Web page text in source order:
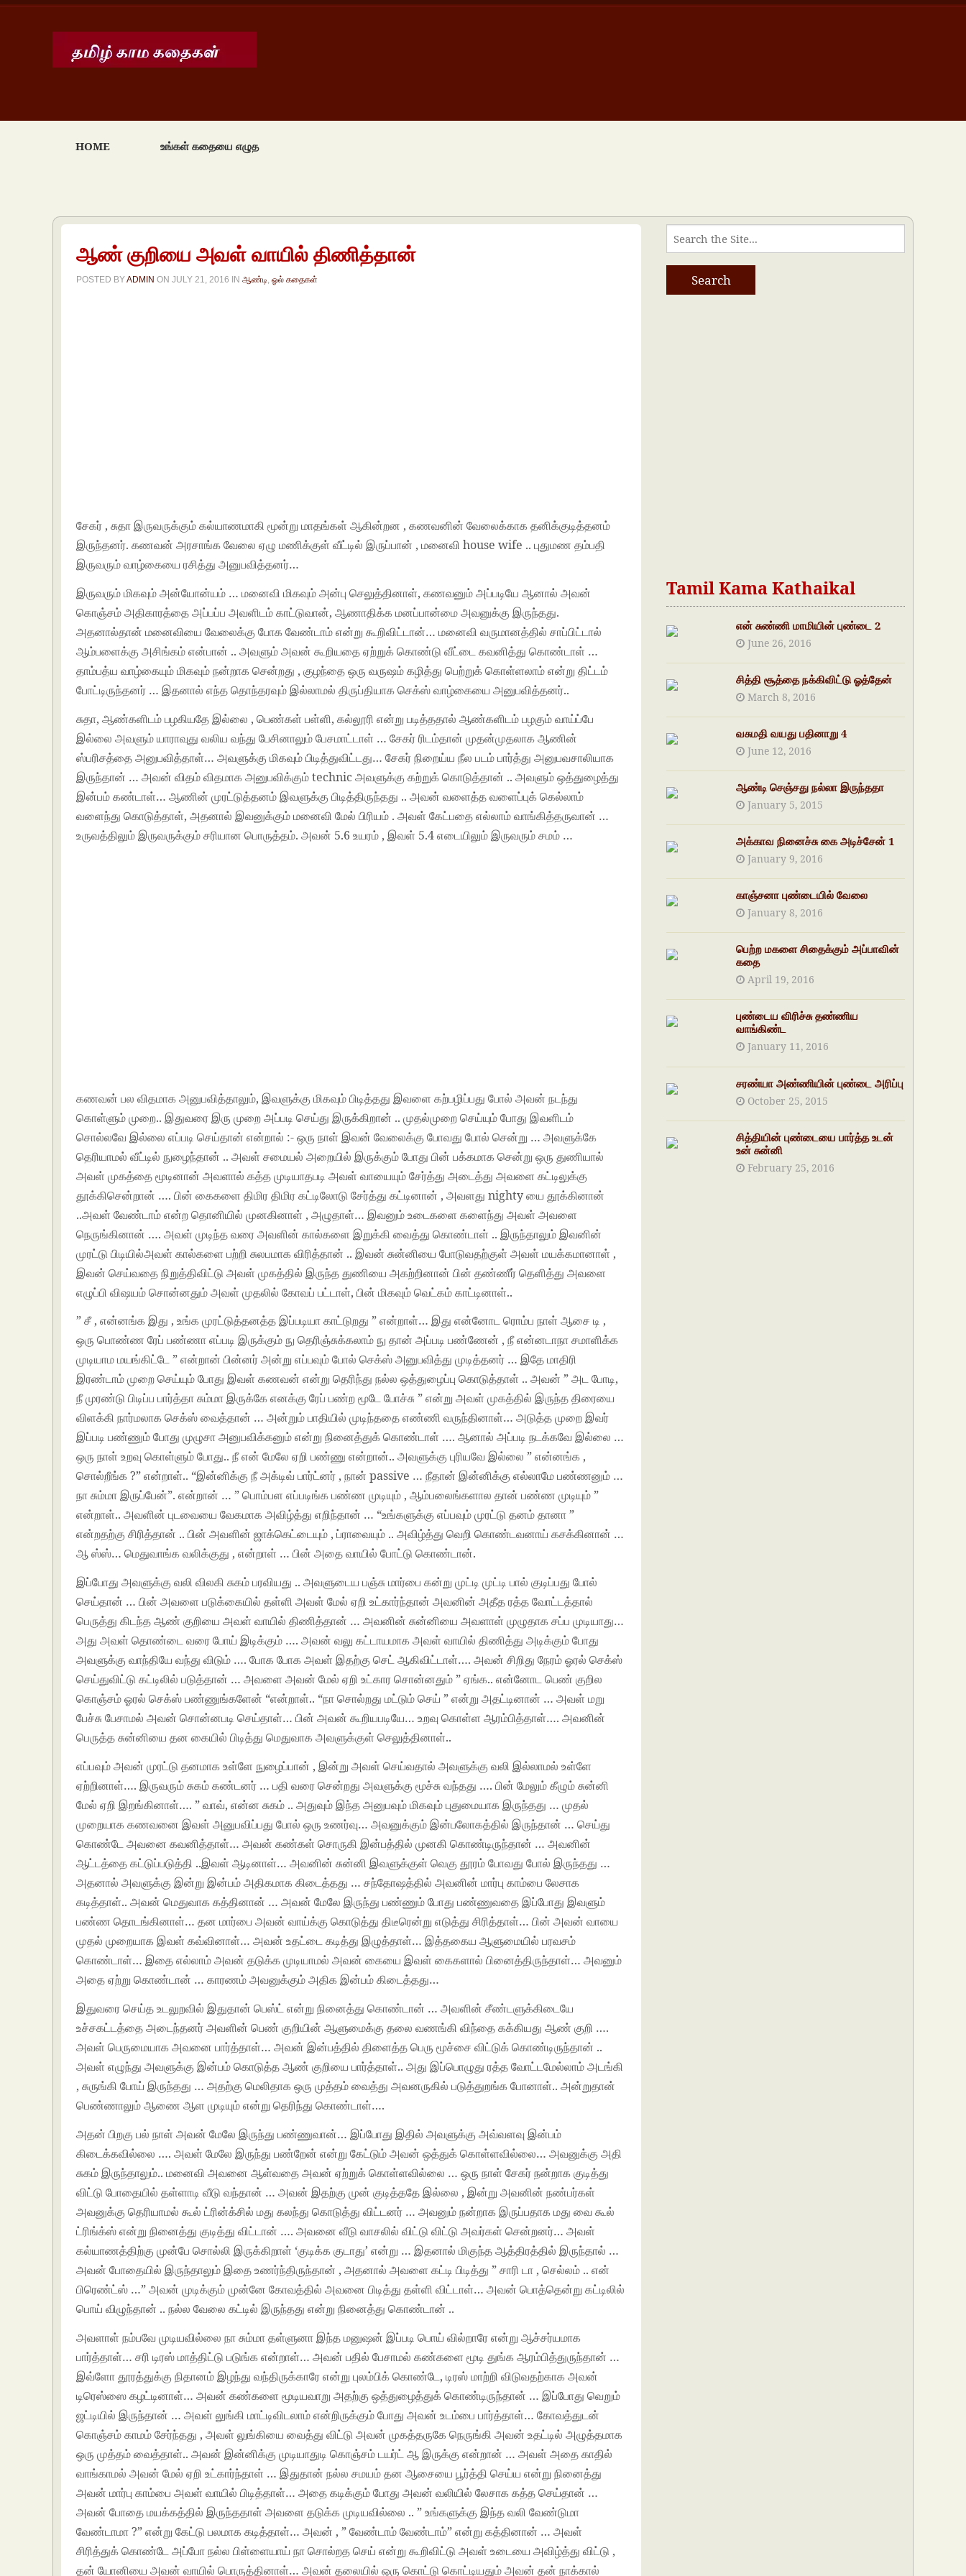
HOME உங்கள் கதையை எழுத
ஆண் குறியை அவள் வாயில் திணித்தான்
POSTED BYADMIN ONJULY 21, 2016 INஆண்டி ,ஓல் கதைகள்
சேகர் , சுதா இருவருக்கும் கல்யாணமாகி மூன்று மாதங்கள் ஆகின்றன , கணவனின் வேலைக்காக தனிக்குடித்தனம்
இருந்தனர். கணவன் அரசாங்க வேலை ஏழு மணிக்குள் வீட்டில் இருப்பான் , மனைவி house wife .. புதுமண தம்பதி
இருவரும் வாழ்கையை ரசித்து அனுபவித்தனர்…
இருவரும் மிகவும் அன்யோன்யம் … மனைவி மிகவும் அன்பு செலுத்தினாள், கணவனும் அப்படியே ஆனால் அவன்
கொஞ்சம் அதிகாரத்தை அப்பப்ப அவளிடம் காட்டுவான், ஆணாதிக்க மனப்பான்மை அவனுக்கு இருந்தது.
அதனால்தான் மனைவியை வேலைக்கு போக வேண்டாம் என்று கூறிவிட்டான்… மனைவி வருமானத்தில் சாப்பிட்டால்
ஆம்பளைக்கு அசிங்கம் என்பான் .. அவளும் அவன் கூறியதை ஏற்றுக் கொண்டு வீட்டை கவனித்து கொண்டாள் …
தாம்பத்ய வாழ்கையும் மிகவும் நன்றாக சென்றது , குழந்தை ஒரு வருஷம் கழித்து பெற்றுக் கொள்ளலாம் என்று திட்டம்
போட்டிருந்தனர் … இதனால் எந்த தொந்தரவும் இல்லாமல் திருப்தியாக செக்ஸ் வாழ்கையை அனுபவித்தனர்..
சுதா, ஆண்களிடம் பழகியதே இல்லை , பெண்கள் பள்ளி, கல்லூரி என்று படித்ததால் ஆண்களிடம் பழகும் வாய்ப்பே
இல்லை அவளும் யாராவுது வலிய வந்து பேசினாலும் பேசமாட்டாள் … சேகர் ரிடம்தான் முதன்முதலாக ஆணின்
ஸ்பரிசத்தை அனுபவித்தாள்… அவளுக்கு மிகவும் பிடித்துவிட்டது… சேகர் நிறைய்ய நீல படம் பார்த்து அனுபவசாலியாக
இருந்தான் … அவன் விதம் விதமாக அனுபவிக்கும் technic அவளுக்கு கற்றுக் கொடுத்தான் .. அவளும் ஒத்துழைத்து
இன்பம் கண்டாள்… ஆணின் முரட்டுத்தனம் இவளுக்கு பிடித்திருந்தது .. அவன் வளைத்த வளைப்புக் கெல்லாம்
வளைந்து கொடுத்தாள், அதனால் இவனுக்கும் மனைவி மேல் பிரியம் . அவள் கேட்பதை எல்லாம் வாங்கித்தருவான் …
உருவத்திலும் இருவருக்கும் சரியான பொருத்தம். அவன் 5.6 உயரம் , இவள் 5.4 எடையிலும் இருவரும் சமம் …
கணவன் பல விதமாக அனுபவித்தாலும், இவளுக்கு மிகவும் பிடித்தது இவளை கற்பழிப்பது போல் அவன் நடந்து
கொள்ளும் முறை.. இதுவரை இரு முறை அப்படி செய்து இருக்கிறான் .. முதல்முறை செய்யும் போது இவளிடம்
சொல்லவே இல்லை எப்படி செய்தான் என்றால் :- ஒரு நாள் இவன் வேலைக்கு போவது போல் சென்று … அவளுக்கே
தெரியாமல் வீட்டில் நுழைந்தான் .. அவள் சமையல் அறையில் இருக்கும் போது பின் பக்கமாக சென்று ஒரு துணியால்
அவள் முகத்தை மூடினான் அவளால் கத்த முடியாதபடி அவள் வாயையும் சேர்த்து அடைத்து அவளை கட்டிலுக்கு
தூக்கிசென்றான் …. பின் கைகளை திமிர திமிர கட்டிலோடு சேர்த்து கட்டினான் , அவளது nighty யை தூக்கினான்
..அவள் வேண்டாம் என்ற தொனியில் முனகினாள் , அழுதாள்… இவனும் உடைகளை களைந்து அவள் அவளை
நெருங்கினான் …. அவள் முடிந்த வரை அவளின் கால்களை இறுக்கி வைத்து கொண்டாள் .. இருந்தாலும் இவனின்
முரட்டு பிடியில்அவள் கால்களை பற்றி சுலபமாக விரித்தான் .. இவன் சுன்னியை போடுவதற்குள் அவள் மயக்கமானாள் ,
இவன் செய்வதை நிறுத்திவிட்டு அவள் முகத்தில் இருந்த துணியை அகற்றினான் பின் தண்ணீர் தெளித்து அவளை
எழுப்பி விஷயம் சொன்னதும் அவள் முதலில் கோவப் பட்டாள், பின் மிகவும் வெட்கம் காட்டினாள்..
” சீ , என்னங்க இது , உங்க முரட்டுத்தனத்த இப்படியா காட்டுறது ” என்றாள்… இது என்னோட ரொம்ப நாள் ஆசை டி ,
ஒரு பொண்ண ரேப் பண்ணா எப்படி இருக்கும் நு தெரிஞ்சுக்கலாம் நு தான் அப்படி பண்ணேன் , நீ என்னடாநா சமாளிக்க
முடியாம மயங்கிட்டே ” என்றான் பின்னர் அன்று எப்பவும் போல் செக்ஸ் அனுபவித்து முடித்தனர் … இதே மாதிரி
இரண்டாம் முறை செய்யும் போது இவள் கணவன் என்று தெரிந்து நல்ல ஒத்துழைப்பு கொடுத்தாள் .. அவன் ” அட போடி,
நீ முரண்டு பிடிப்ப பார்த்தா சும்மா இருக்கே எனக்கு ரேப் பண்ற மூடே போச்சு ” என்று அவள் முகத்தில் இருந்த திரையை
விளக்கி நார்மலாக செக்ஸ் வைத்தான் … அன்றும் பாதியில் முடிந்ததை எண்ணி வருந்தினாள்… அடுத்த முறை இவர்
இப்படி பண்ணும் போது முழுசா அனுபவிக்கனும் என்று நினைத்துக் கொண்டாள் …. ஆனால் அப்படி நடக்கவே இல்லை …
ஒரு நாள் உறவு கொள்ளும் போது.. நீ என் மேலே ஏறி பண்ணு என்றான்.. அவளுக்கு புரியவே இல்லை ” என்னங்க ,
சொல்றீங்க ?” என்றாள்.. “இன்னிக்கு நீ அக்டிவ் பார்ட்னர் , நான் passive … நீதான் இன்னிக்கு எல்லாமே பண்ணனும் …
நா சும்மா இருப்பேன்”. என்றான் … ” பொம்பள எப்படிங்க பண்ண முடியும் , ஆம்பலைங்களால தான் பண்ண முடியும் ”
என்றாள்.. அவளின் புடவையை வேகமாக அவிழ்த்து எறிந்தான் … “உங்களுக்கு எப்பவும் முரட்டு தனம் தானா ”
என்றதற்கு சிரித்தான் .. பின் அவளின் ஜாக்கெட்டையும் , ப்ராவையும் .. அவிழ்த்து வெறி கொண்டவனாய் கசக்கினான் …
ஆ ஸ்ஸ்… மெதுவாங்க வலிக்குது , என்றாள் … பின் அதை வாயில் போட்டு கொண்டான்.
இப்போது அவளுக்கு வலி விலகி சுகம் பரவியது .. அவளுடைய பஞ்சு மார்பை கன்று முட்டி முட்டி பால் குடிப்பது போல்
செய்தான் … பின் அவளை படுக்கையில் தள்ளி அவள் மேல் ஏறி உட்கார்ந்தான் அவனின் அதீத ரத்த வோட்டத்தால்
பெருத்து கிடந்த ஆண் குறியை அவள் வாயில் திணித்தான் … அவனின் சுன்னியை அவளாள் முழுதாக சப்ப முடியாது…
அது அவள் தொண்டை வரை போய் இடிக்கும் …. அவன் வலு கட்டாயமாக அவள் வாயில் திணித்து அடிக்கும் போது
அவளுக்கு வாந்தியே வந்து விடும் …. போக போக அவள் இதற்கு செட் ஆகிவிட்டாள்…. அவன் சிறிது நேரம் ஓரல் செக்ஸ்
செய்துவிட்டு கட்டிலில் படுத்தான் … அவளை அவன் மேல் ஏறி உட்கார சொன்னதும் ” ஏங்க.. என்னோட பெண் குறில
கொஞ்சம் ஓரல் செக்ஸ் பண்ணுங்களேன் “என்றாள்.. “நா சொல்றது மட்டும் செய் ” என்று அதட்டினான் … அவள் மறு
பேச்சு பேசாமல் அவன் சொன்னபடி செய்தாள்… பின் அவன் கூறியபடியே… உறவு கொள்ள ஆரம்பித்தாள்…. அவனின்
பெருத்த சுன்னியை தன கையில் பிடித்து மெதுவாக அவளுக்குள் செலுத்தினாள்..
எப்பவும் அவன் முரட்டு தனமாக உள்ளே நுழைப்பான் , இன்று அவள் செய்வதால் அவளுக்கு வலி இல்லாமல் உள்ளே
ஏற்றினாள்…. இருவரும் சுகம் கண்டனர் … பதி வரை சென்றது அவளுக்கு மூச்சு வந்தது …. பின் மேலும் கீழும் சுன்னி
மேல் ஏறி இறங்கினாள்…. ” வாவ், என்ன சுகம் .. அதுவும் இந்த அனுபவும் மிகவும் புதுமையாக இருந்தது … முதல்
முறையாக கணவனை இவள் அனுபவிப்பது போல் ஒரு உணர்வு… அவனுக்கும் இன்பலோகத்தில் இருந்தான் … செய்து
கொண்டே அவனை கவனித்தாள்… அவன் கண்கள் சொருகி இன்பத்தில் முனகி கொண்டிருந்தான் … அவனின்
ஆட்டத்தை கட்டுப்படுத்தி ..இவள் ஆடினாள்… அவனின் சுன்னி இவளுக்குள் வெகு தூரம் போவது போல் இருந்தது …
அதனால் அவளுக்கு இன்று இன்பம் அதிகமாக கிடைத்தது … சந்தோஷத்தில் அவனின் மார்பு காம்பை லேசாக
கடித்தாள்.. அவன் மெதுவாக கத்தினான் … அவன் மேலே இருந்து பண்ணும் போது பண்ணுவதை இப்போது இவளும்
பண்ண தொடங்கினாள்… தன மார்பை அவன் வாய்க்கு கொடுத்து திடீரென்று எடுத்து சிரித்தாள்… பின் அவன் வாயை
முதல் முறையாக இவள் கவ்வினாள்… அவன் உதட்டை கடித்து இழுத்தாள்… இத்தகைய ஆளுமையில் பரவசம்
கொண்டாள்… இதை எல்லாம் அவன் தடுக்க முடியாமல் அவன் கையை இவள் கைகளால் பினைத்திருந்தாள்… அவனும்
அதை ஏற்று கொண்டான் … காரணம் அவனுக்கும் அதிக இன்பம் கிடைத்தது…
இதுவரை செய்த உடலுறவில் இதுதான் பெஸ்ட் என்று நினைத்து கொண்டான் … அவளின் சீண்டளுக்கிடையே
உச்சகட்டத்தை அடைந்தனர் அவளின் பெண் குறியின் ஆளுமைக்கு தலை வணங்கி விந்தை கக்கியது ஆண் குறி ….
அவள் பெருமையாக அவனை பார்த்தாள்… அவன் இன்பத்தில் திளைத்த பெரு மூச்சை விட்டுக் கொண்டிருந்தான் ..
அவள் எழுந்து அவளுக்கு இன்பம் கொடுத்த ஆண் குறியை பார்த்தாள்.. அது இப்பொழுது ரத்த வோட்டமேல்லாம் அடங்கி
, சுருங்கி போய் இருந்தது … அதற்கு மெலிதாக ஒரு முத்தம் வைத்து அவனருகில் படுத்துறங்க போனாள்.. அன்றுதான்
பெண்ணாலும் ஆணை ஆள முடியும் என்று தெரிந்து கொண்டாள்….
அதன் பிறகு பல் நாள் அவன் மேலே இருந்து பண்ணுவான்… இப்போது இதில் அவளுக்கு அவ்வளவு இன்பம்
கிடைக்கவில்லை …. அவள் மேலே இருந்து பண்றேன் என்று கேட்டும் அவன் ஒத்துக் கொள்ளவில்லை… அவனுக்கு அதி
சுகம் இருந்தாலும்.. மனைவி அவனை ஆள்வதை அவன் ஏற்றுக் கொள்ளவில்லை … ஒரு நாள் சேகர் நன்றாக குடித்து
விட்டு போதையில் தள்ளாடி வீடு வந்தான் … அவன் இதற்கு முன் குடித்ததே இல்லை , இன்று அவனின் நண்பர்கள்
அவனுக்கு தெரியாமல் கூல் ட்ரின்க்சில் மது கலந்து கொடுத்து விட்டனர் … அவனும் நன்றாக இருப்பதாக மது வை கூல்
ட்ரிங்க்ஸ் என்று நினைத்து குடித்து விட்டான் …. அவனை வீடு வாசலில் விட்டு விட்டு அவர்கள் சென்றனர்… அவள்
கல்யாணத்திற்கு முன்பே சொல்லி இருக்கிறாள் ‘குடிக்க குடாது’ என்று … இதனால் மிகுந்த ஆத்திரத்தில் இருந்தால் …
அவன் போதையில் இருந்தாலும் இதை உணர்ந்திருந்தான் , அதனால் அவளை கட்டி பிடித்து ” சாரி டா , செல்லம் .. என்
பிரெண்ட்ஸ் …” அவன் முடிக்கும் முன்னே கோவத்தில் அவனை பிடித்து தள்ளி விட்டாள்… அவன் பொத்தென்று கட்டிலில்
பொய் விழுந்தான் .. நல்ல வேலை கட்டில் இருந்தது என்று நினைத்து கொண்டான் ..
அவளாள் நம்பவே முடியவில்லை நா சும்மா தள்ளுனா இந்த மனுஷன் இப்படி பொய் வில்றாரே என்று ஆச்சர்யமாக
பார்த்தாள்… சரி டிரஸ் மாத்திட்டு படுங்க என்றாள்… அவன் பதில் பேசாமல் கண்களை மூடி துங்க ஆரம்பித்துருந்தான் …
இவ்ளோ தூரத்துக்கு நிதானம் இழந்து வந்திருக்காரே என்று புலம்பிக் கொண்டே, டிரஸ் மாற்றி விடுவதற்காக அவன்
டிரெஸ்ஸை கழட்டினாள்… அவன் கண்களை மூடியவாறு அதற்கு ஒத்துழைத்துக் கொண்டிருந்தான் … இப்போது வெறும்
ஜட்டியில் இருந்தான் … அவள் லுங்கி மாட்டிவிடலாம் என்றிருக்கும் போது அவன் உடம்பை பார்த்தாள்… கோவத்துடன்
கொஞ்சம் காமம் சேர்ந்தது , அவள் லுங்கியை வைத்து விட்டு அவன் முகத்தருகே நெருங்கி அவன் உதட்டில் அழுத்தமாக
ஒரு முத்தம் வைத்தாள்.. அவன் இன்னிக்கு முடியாதுடி கொஞ்சம் டயர்ட் ஆ இருக்கு என்றான் … அவள் அதை காதில்
வாங்காமல் அவன் மேல் ஏறி உட்கார்ந்தாள் … இதுதான் நல்ல சமயம் தன ஆசையை பூர்த்தி செய்ய என்று நினைத்து
அவன் மார்பு காம்பை அவள் வாயில் பிடித்தாள்… அதை கடிக்கும் போது அவன் வலியில் லேசாக கத்த செய்தான் …
அவன் போதை மயக்கத்தில் இருந்ததாள் அவளை தடுக்க முடியவில்லை .. ” உங்களுக்கு இந்த வலி வேண்டுமா
வேண்டாமா ?” என்று கேட்டு பலமாக கடித்தாள்… அவன் , ” வேண்டாம் வேண்டாம்” என்று கத்தினான் … அவள்
சிரித்துக் கொண்டே அப்போ நல்ல பிள்ளையாய் நா சொல்றத செய் என்று கூறிவிட்டு அவள் உடையை அவிழ்த்து விட்டு ,
தன் யோனியை அவன் வாயில் பொருத்தினாள்… அவன் தலையில் ஒரு கொட்டு கொட்டியதும் அவன் தன் நாக்கால்
Tamil Kama Kathaikal
என் சுண்ணி மாமியின் புண்டை 2
June 26, 2016
சித்தி சூத்தை நக்கிவிட்டு ஓத்தேன்
March 8, 2016
வசுமதி வயது பதினாறு 4
June 12, 2016
ஆண்டி செஞ்சது நல்லா இருந்ததா
January 5, 2015
அக்காவ நினைச்சு கை அடிச்சேன் 1
January 9, 2016
காஞ்சனா புண்டையில் வேலை
January 8, 2016
பெற்ற மகளை சிதைக்கும் அப்பாவின்
கதை
April 19, 2016
புண்டைய விரிச்சு தண்ணிய
வாங்கிண்ட
January 11, 2016
சரண்யா அண்ணியின் புண்டை அரிப்பு
October 25, 2015
சித்தியின் புண்டையை பார்த்த உடன்
உன் சுன்னி
February 25, 2016